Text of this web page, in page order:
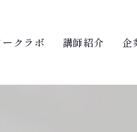
ークラボ 講師紹介 企